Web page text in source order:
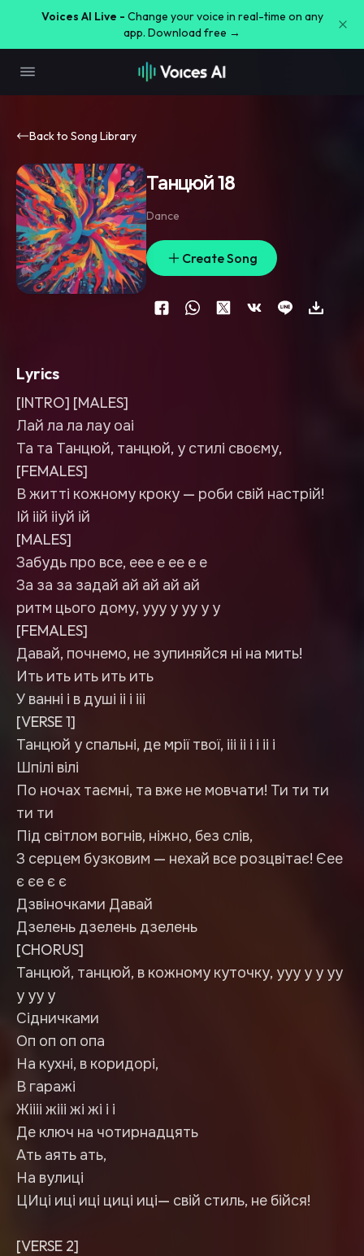
Voices AI Live - Change your voice in real-time on any
app. Download free →
Back to Song Library
Танцюй 18
Dance
Create Song
Lyrics
[INTRO] [MALES]
Лай ла ла лау оаі
Та та Танцюй, танцюй, у стилі своєму,
[FEMALES]
В житті кожному кроку — роби свій настрій!
Ій іій ііуй ій
[MALES]
Забудь про все, еее е ее е е
За за за задай ай ай ай ай
ритм цього дому, ууу у уу у у
[FEMALES]
Давай, почнемо, не зупиняйся ні на мить!
Ить ить ить ить ить
У ванні і в душі іі і ііі
[VERSE 1]
Танцюй у спальні, де мрії твої, ііі іі і і іі і
Шпілі вілі
По ночах таємні, та вже не мовчати! Ти ти ти
ти ти
Під світлом вогнів, ніжно, без слів,
З серцем бузковим — нехай все розцвітає! Єее
є єе є є
Дзвіночками Давай
Дзелень дзелень дзелень
[CHORUS]
Танцюй, танцюй, в кожному куточку, ууу у у уу
у уу у
Сідничками
Оп оп оп опа
На кухні, в коридорі,
В гаражі
Жіііі жііі жі жі і і
Де ключ на чотирнадцять
Ать аять ать,
На вулиці
ЦИці иці иці циці иці— свій стиль, не бійся!
[VERSE 2]